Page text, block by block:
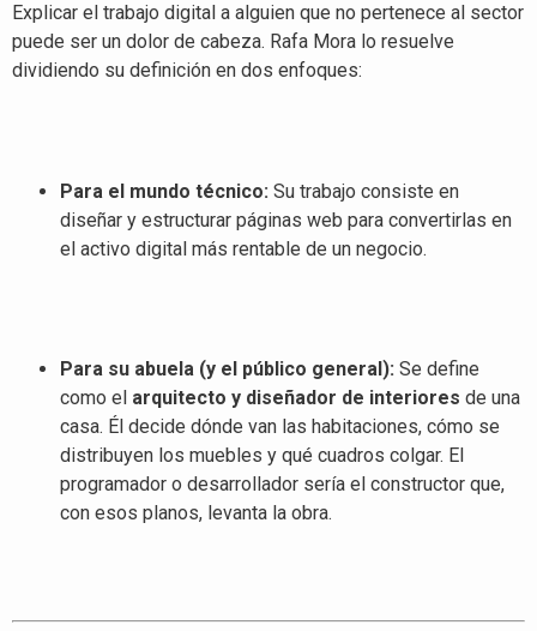
Explicar el trabajo digital a alguien que no pertenece al sector
puede ser un dolor de cabeza. Rafa Mora lo resuelve
dividiendo su definición en dos enfoques:
Para el mundo técnico: Su trabajo consiste en
diseñar y estructurar páginas web para convertirlas en
el activo digital más rentable de un negocio.
Para su abuela (y el público general): Se define
como el arquitecto y diseñador de interiores de una
casa. Él decide dónde van las habitaciones, cómo se
distribuyen los muebles y qué cuadros colgar. El
programador o desarrollador sería el constructor que,
con esos planos, levanta la obra.